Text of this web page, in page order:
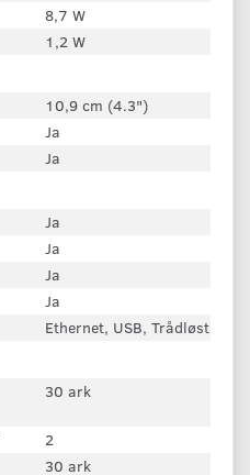
8,7 W
1,2 W
10,9 cm (4.3")
Ja
Ja
Ja
Ja
Ja
Ja
Ethernet, USB, Trådløst LAN
30 ark
2
30 ark